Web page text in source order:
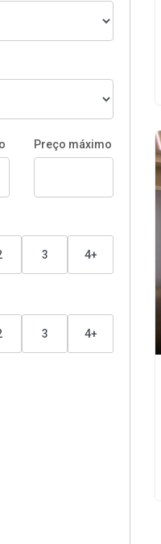
Preço máximo
3 4+
3 4+